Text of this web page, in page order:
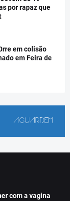
por rapaz que
em colisão
em Feira de
com a vagina